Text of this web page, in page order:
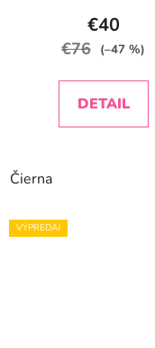
produktu
je
5
€40
€76 (–47 %)
DETAIL
Čierna
VÝPREDAJ